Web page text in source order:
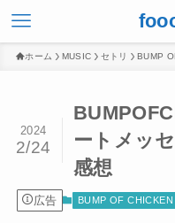
ホーム MUSIC セトリ BUMP
ートメッ
感想
2024
2/24
広告 BUMP OF CHICKEN